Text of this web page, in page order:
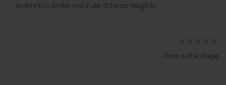
andere EU Länder und in die Schweiz möglich.
Preis auf Anfrage